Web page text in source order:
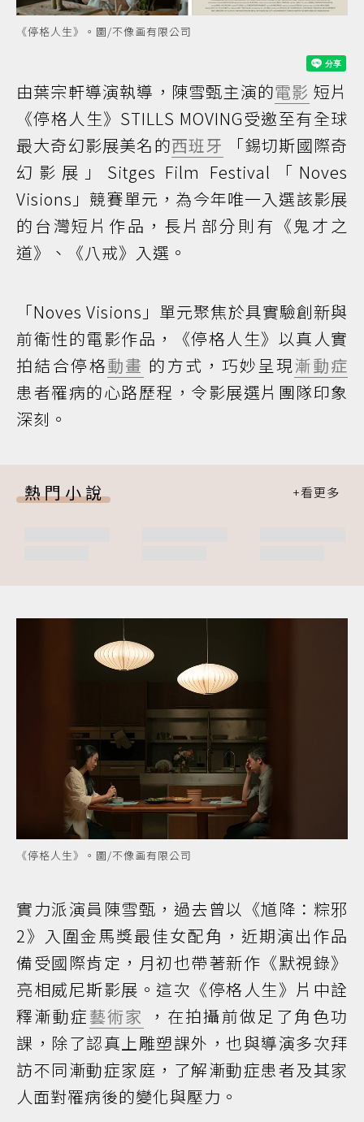
《停格人生》。圖/不像画有限公司
由葉宗軒導演執導，陳雪甄主演的電影 短片
《停格人生》STILLS MOVING受邀至有全球
最大奇幻影展美名的西班牙 「錫切斯國際奇
幻影展」Sitges Film Festival「Noves
Visions」競賽單元，為今年唯一入選該影展
的台灣短片作品，長片部分則有《鬼才之
道》、《八戒》入選。
「Noves Visions」單元聚焦於具實驗創新與
前衛性的電影作品，《停格人生》以真人實
拍結合停格動畫 的方式，巧妙呈現漸動症
患者罹病的心路歷程，令影展選片團隊印象
深刻。
熱門小說
《停格人生》。圖/不像画有限公司
實力派演員陳雪甄，過去曾以《馗降：粽邪
2》入圍金馬獎最佳女配角，近期演出作品
備受國際肯定，月初也帶著新作《默視錄》
亮相威尼斯影展。這次《停格人生》片中詮
釋漸動症藝術家
，在拍攝前做足了角色功
課，除了認真上雕塑課外，也與導演多次拜
訪不同漸動症家庭，了解漸動症患者及其家
人面對罹病後的變化與壓力。